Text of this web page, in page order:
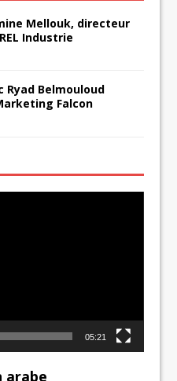
Mellouk, directeur
Industrie
Ryad Belmouloud
Falcon
05:21
arabe